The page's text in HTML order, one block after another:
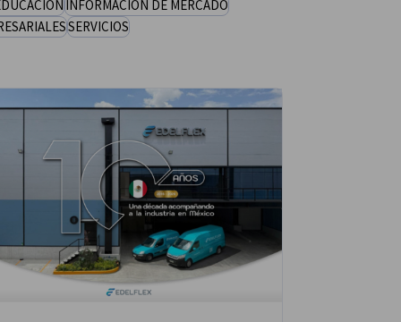
INFORMACIÓN DE MERCADO
SERVICIOS